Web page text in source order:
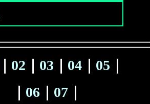
02 03 04 05
06｜ 07｜